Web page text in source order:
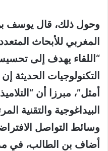
وحول ذلك، قال يوسف
المغربي للأبحاث
“اللقاء يهدف إلى
التكنولوجيات الحديثة
أمثل”، مبرزا أن
البيداغوجية والتقنية
وسائط التواصل
أضاف بن الطالب، في